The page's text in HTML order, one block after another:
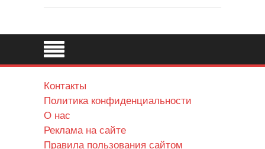
Контакты
Политика конфиденциальности
О нас
Реклама на сайте
Правила пользования сайтом